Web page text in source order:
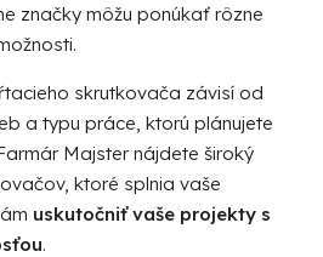
značky môžu ponúkať rôzne
skrutkovača závisí od
a typu práce, ktorú plánujete
Majster nájdete široký
ktoré splnia vaše
uskutočniť vaše projekty s
.